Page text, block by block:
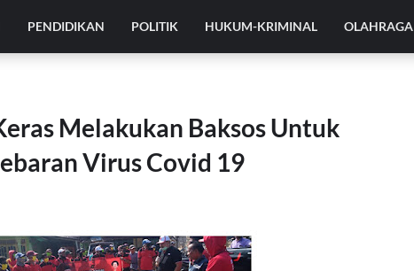
PENDIDIKAN POLITIK HUKUM-KRIMINAL OLAHRAGA
Melakukan Baksos Untuk
Virus Covid 19